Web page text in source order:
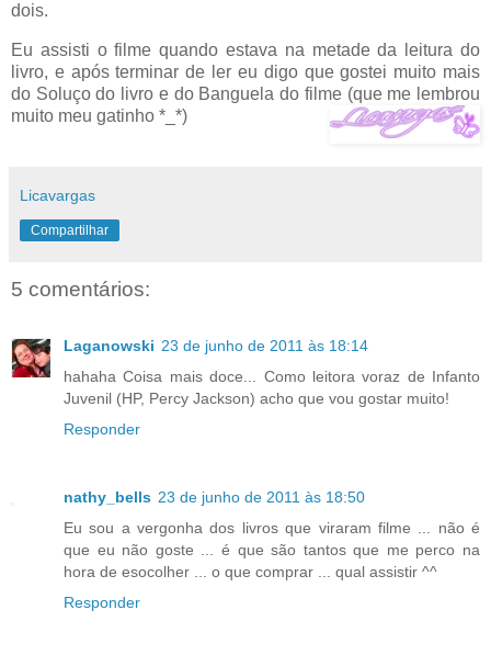
dois.
Eu assisti o filme quando estava na metade da leitura do
livro, e após terminar de ler eu digo que gostei muito mais
do Soluço do livro e do Banguela do filme (que me lembrou
muito meu gatinho *_*)
Licavargas
Compartilhar
5 comentários:
Laganowski 23 de junho de 2011 às 18:14
hahaha Coisa mais doce... Como leitora voraz de Infanto
Juvenil (HP, Percy Jackson) acho que vou gostar muito!
Responder
nathy_bells 23 de junho de 2011 às 18:50
Eu sou a vergonha dos livros que viraram filme ... não é
que eu não goste ... é que são tantos que me perco na
hora de esocolher ... o que comprar ... qual assistir ^^
Responder